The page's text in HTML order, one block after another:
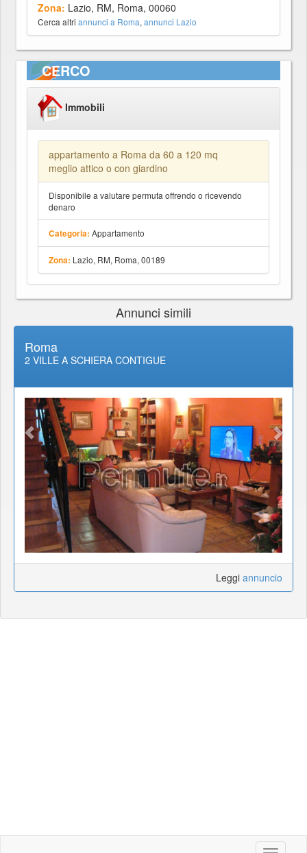
Zona: Lazio, RM, Roma, 00060
Cerca altri annunci a Roma, annunci Lazio
CERCO
Immobili
appartamento a Roma da 60 a 120 mq
meglio attico o con giardino
Disponibile a valutare permuta offrendo o ricevendo
denaro
Categoria: Appartamento
Zona: Lazio, RM, Roma, 00189
Annunci simili
Roma
2 VILLE A SCHIERA CONTIGUE
Leggi annuncio